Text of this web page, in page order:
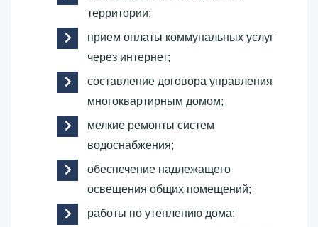
территории;
прием оплаты коммунальных услуг
через интернет;
составление договора управления
многоквартирным домом;
мелкие ремонты систем
водоснабжения;
обеспечение надлежащего
освещения общих помещений;
работы по утеплению дома;